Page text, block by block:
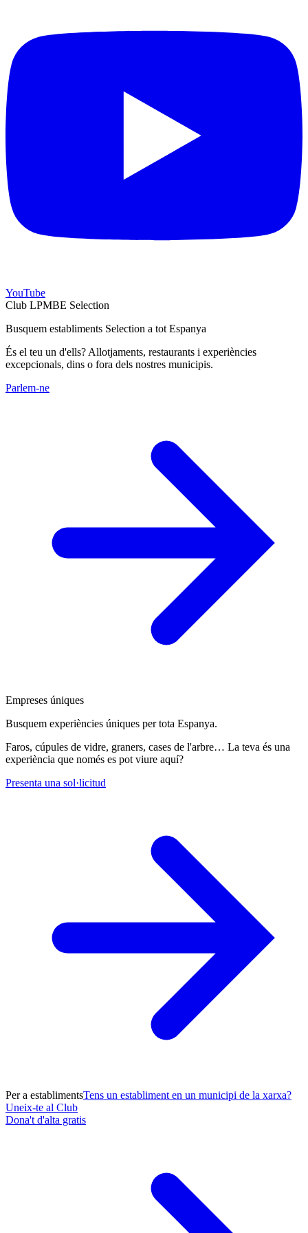
YouTube
Club LPMBE Selection
Busquem establiments Selection a tot Espanya
És el teu un d'ells? Allotjaments, restaurants i experiències
excepcionals, dins o fora dels nostres municipis.
Parlem-ne
Empreses úniques
Busquem experiències úniques per tota Espanya.
Faros, cúpules de vidre, graners, cases de l'arbre… La teva és una
experiència que només es pot viure aquí?
Presenta una sol·licitud
Per a establimentsTens un establiment en un municipi de la xarxa?
Uneix-te al Club
Dona't d'alta gratis